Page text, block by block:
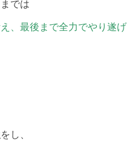
では
、最後まで全力でやり遂げ
し、